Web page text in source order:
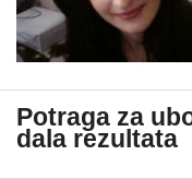
Potraga za
dala rezultata